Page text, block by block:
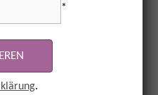
*
.